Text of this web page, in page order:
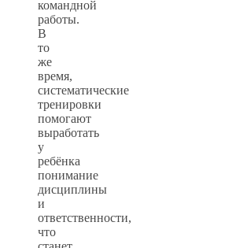
командной
работы.
В
то
же
время,
систематические
тренировки
помогают
выработать
у
ребёнка
понимание
дисциплины
и
ответственности,
что